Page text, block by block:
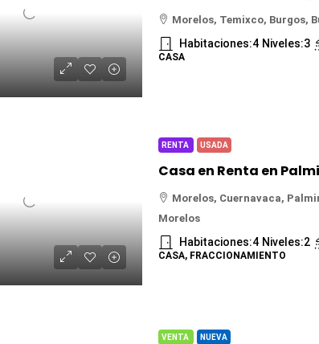
Morelos, Temixco, Burgos,
Habitaciones:4 Niveles:3
CASA
RENTA USADA
Morelos, Cuernavaca,
Morelos
Habitaciones:4 Niveles:2
CASA, FRACCIONAMIENTO
VENTA NUEVA